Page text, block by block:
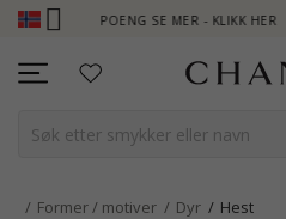
POENG SE MER - KLIKK HER
Former / motiver Dyr Hest